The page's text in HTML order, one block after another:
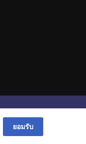
2564
ยอมรับ